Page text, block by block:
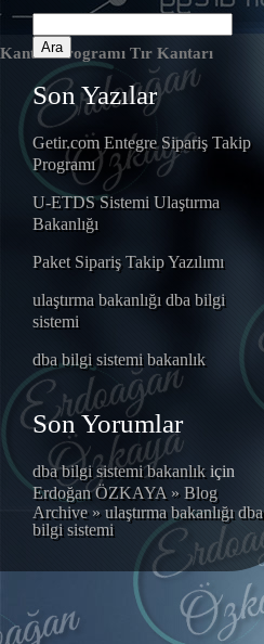
Son Yazılar
Getir.com Entegre Sipariş Takip
Programı
U-ETDS Sistemi Ulaştırma
Bakanlığı
Paket Sipariş Takip Yazılımı
ulaştırma bakanlığı dba bilgi
sistemi
dba bilgi sistemi bakanlık
Son Yorumlar
dba bilgi sistemi bakanlıkiçin
Erdoğan ÖZKAYA » Blog
Archive » ulaştırma bakanlığı dba
bilgi sistemi
Kantar Programı Tır Kantarı